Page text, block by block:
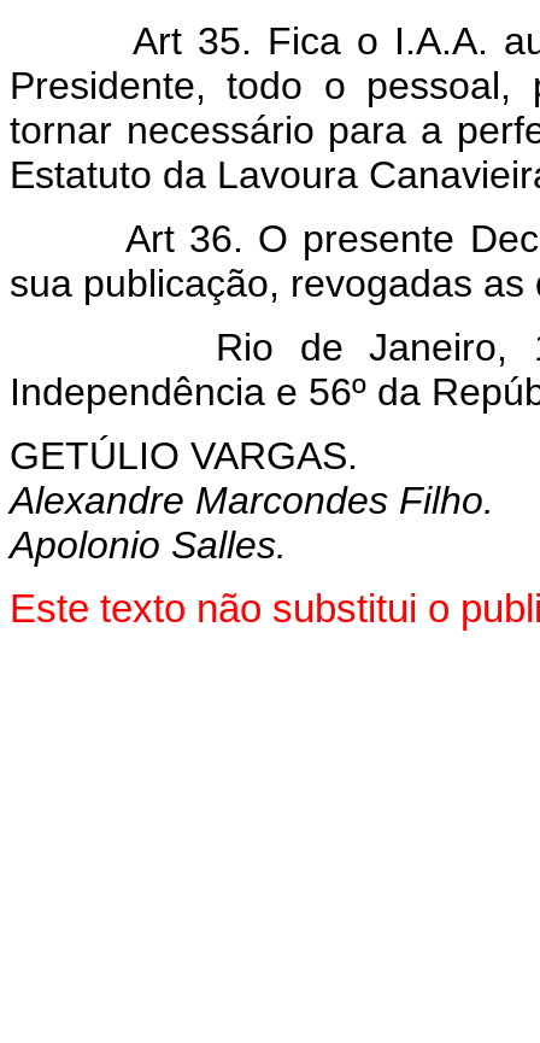
Art 35. Fica o I.A.A.
Presidente, todo o pessoal,
tornar necessário para a
Estatuto da Lavoura
Art 36. O presente
sua publicação, revogadas
Rio de Janeiro, 19
Independência e 56º da
GETÚLIO VARGAS.
Alexandre Marcondes Filho.
Apolonio Salles.
Este texto não substitui o